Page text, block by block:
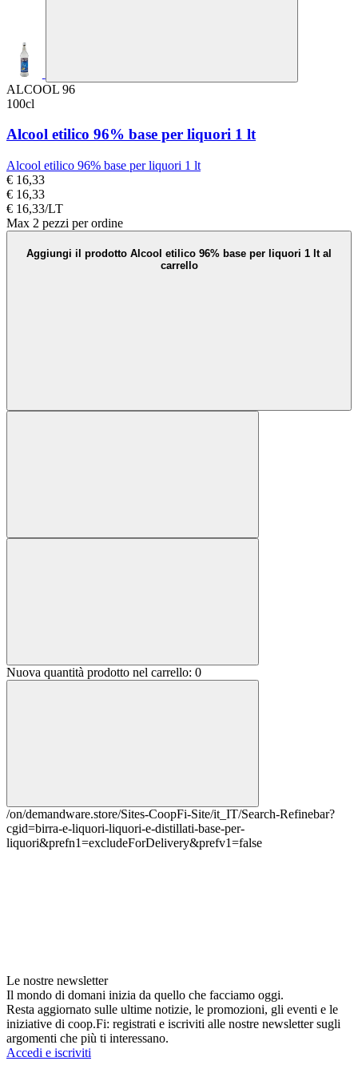
ALCOOL 96
100cl
Alcool etilico 96% base per liquori 1 lt
Alcool etilico 96% base per liquori 1 lt
€ 16,33
€ 16,33
€ 16,33/LT
Max 2 pezzi per ordine
Aggiungi il prodotto Alcool etilico 96% base per liquori 1 lt al
carrello
Nuova quantità prodotto nel carrello: 0
/on/demandware.store/Sites-CoopFi-Site/it_IT/Search-Refinebar?
cgid=birra-e-liquori-liquori-e-distillati-base-per-
liquori&prefn1=excludeForDelivery&prefv1=false
Le nostre newsletter
Il mondo di domani inizia da quello che facciamo oggi.
Resta aggiornato sulle ultime notizie, le promozioni, gli eventi e le
iniziative di coop.Fi: registrati e iscriviti alle nostre newsletter sugli
argomenti che più ti interessano.
Accedi e iscriviti